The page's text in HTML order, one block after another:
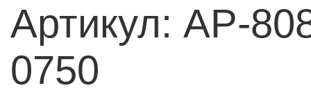
Артикул: AP-
0750